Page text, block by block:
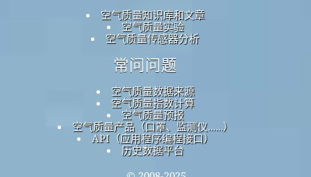
空气质量知识库和文章
空气质量实验
空气质量传感器分析
常问问题
空气质量数据来源
空气质量指数计算
空气质量预报
空气质量产品（口罩、监测仪……）
API（应用程序编程接口）
历史数据平台